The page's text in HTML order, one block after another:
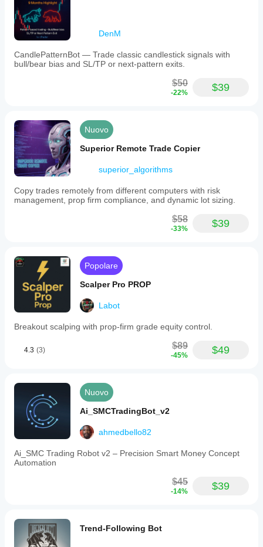
DenM
CandlePatternBot — Trade classic candlestick signals with
bull/bear bias and SL/TP or next-pattern exits.
$50
-22% $39
Nuovo
Superior Remote Trade Copier
superior_algorithms
Copy trades remotely from different computers with risk
management, prop firm compliance, and dynamic lot sizing.
$58
-33% $39
Popolare
Scalper Pro PROP
Labot
Breakout scalping with prop-firm grade equity control.
4.3 (3) $89
-45% $49
Nuovo
Ai_SMCTradingBot_v2
ahmedbello82
Ai_SMC Trading Robot v2 – Precision Smart Money Concept
Automation
$45
-14% $39
Trend-Following Bot